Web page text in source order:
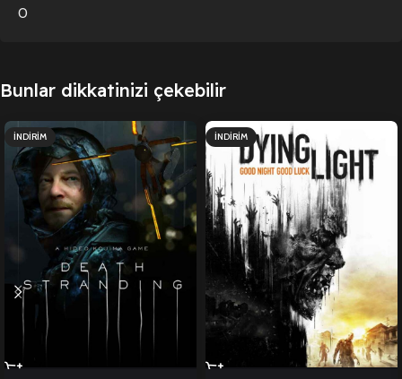
0
Bunlar dikkatinizi çekebilir
İNDIRIM İNDIRIM